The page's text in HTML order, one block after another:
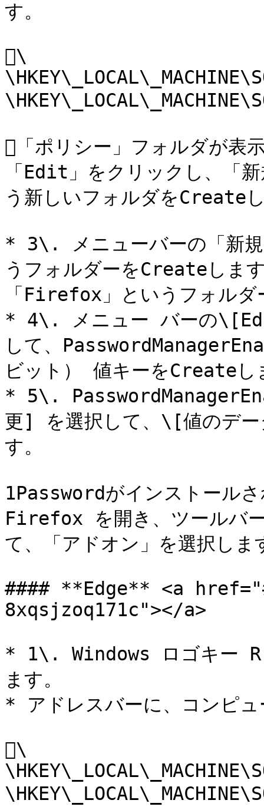
す。
\
「ポリシー」フォルダが表
「Edit」をクリックし、「
う新しいフォルダをCreate
* 3\. メニューバーの「新
うフォルダーをCreateしま
「Firefox」というフォル
* 4\. メニュー バーの
して、
ビット） 値キーをCreateし
* 5\.
更] を選択して、\[値のデ
す。
1Passwordがインストール
Firefox を開き、ツールバ
て、「アドオン」を選択しま
#### **Edge** <a
8xqsjzoq171c"></a>
* 1\. Windows ロゴキー R
ます。
* アドレスバーに、コンピュ
\